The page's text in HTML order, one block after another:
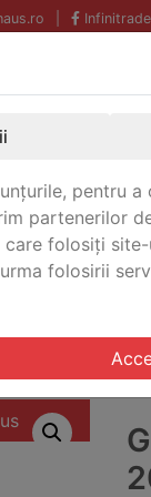
E2 OH
pentru
partenerilor
folosiți
folosirii